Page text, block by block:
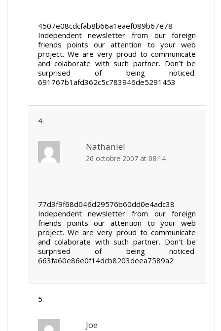
4507e08cdcfab8b66a1eaef089b67e78
Independent newsletter from our foreign
friends points our attention to your web
project. We are very proud to communicate
and colaborate with such partner. Don’t be
surprised of being noticed.
691767b1afd362c5c783946de5291453
Nathaniel
26 octobre 2007 at 08:14
77d3f9f68d046d29576b60dd0e4adc38
Independent newsletter from our foreign
friends points our attention to your web
project. We are very proud to communicate
and colaborate with such partner. Don’t be
surprised of being noticed.
663fa60e86e0f14dcb8203deea7589a2
Joe